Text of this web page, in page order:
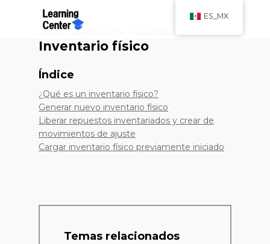
Inicio/Inventario de repuestos
Inventario físico
Índice
¿Qué es un inventario físico?
Generar nuevo inventario físico
Liberar repuestos inventariados y crear de
movimientos de ajuste
Cargar inventario físico previamente iniciado
Temas relacionados
ES_MX